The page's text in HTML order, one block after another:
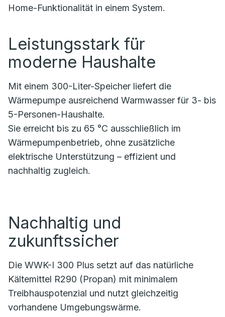
Home-Funktionalität in einem System.
Leistungsstark für
moderne Haushalte
Mit einem 300-Liter-Speicher liefert die
Wärmepumpe ausreichend Warmwasser für 3- bis
5-Personen-Haushalte.
Sie erreicht bis zu 65 °C ausschließlich im
Wärmepumpenbetrieb, ohne zusätzliche
elektrische Unterstützung – effizient und
nachhaltig zugleich.
Nachhaltig und
zukunftssicher
Die WWK-I 300 Plus setzt auf das natürliche
Kältemittel R290 (Propan) mit minimalem
Treibhauspotenzial und nutzt gleichzeitig
vorhandene Umgebungswärme.